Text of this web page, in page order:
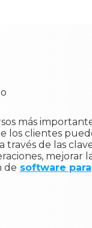
más
los clientes
través de las
mejorar
de software para